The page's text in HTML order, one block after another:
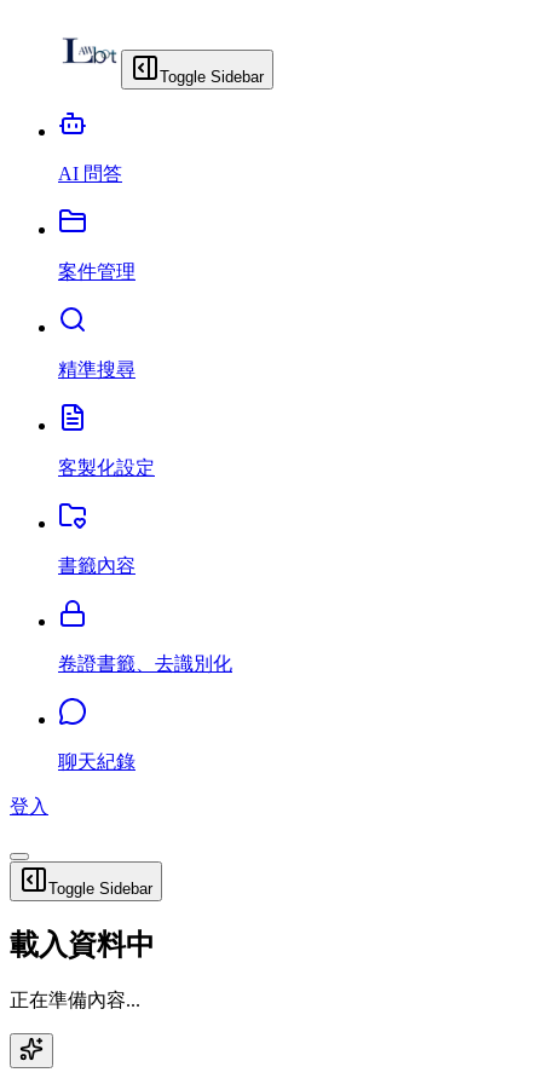
Toggle Sidebar
AI 問答
案件管理
精準搜尋
客製化設定
書籤內容
卷證書籤、去識別化
聊天紀錄
登入
Toggle Sidebar
載入資料中
正在準備內容...